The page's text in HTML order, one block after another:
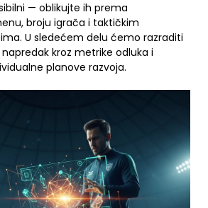
— oblikujte ih prema
broju igrača i taktičkim
U sledećem delu ćemo razraditi
kroz metrike odluka i
planove razvoja.